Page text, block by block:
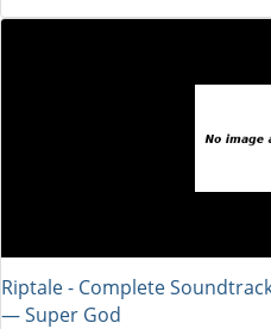
Riptale - Complete
― Super God